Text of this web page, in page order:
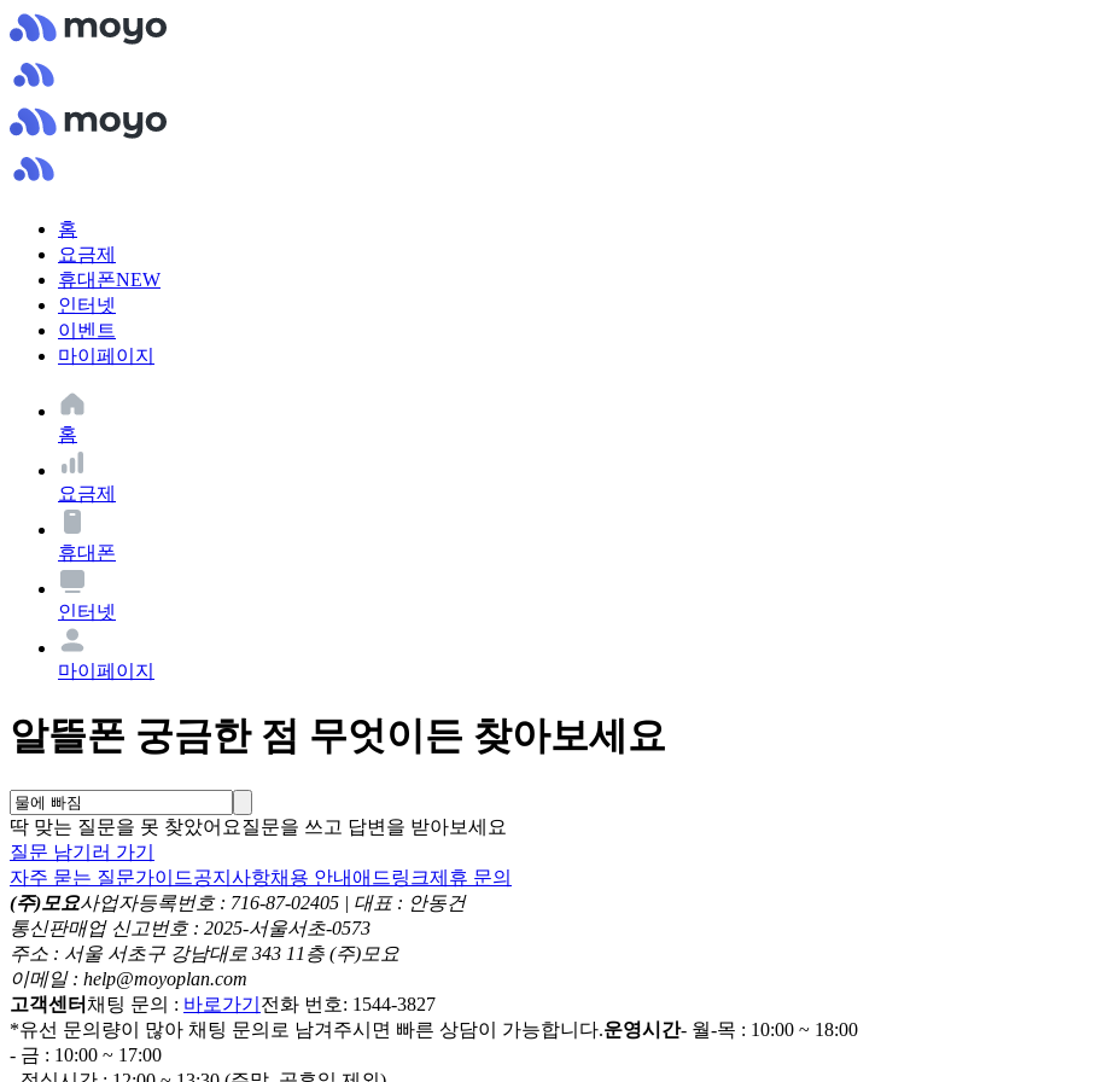
홈
요금제
휴대폰NEW
인터넷
이벤트
마이페이지
홈
요금제
휴대폰
인터넷
마이페이지
알뜰폰 궁금한 점 무엇이든 찾아보세요
딱 맞는 질문을 못 찾았어요질문을 쓰고 답변을 받아보세요
질문 남기러 가기
자주 묻는 질문가이드공지사항채용 안내 애드링크제휴 문의
(주)모요사업자등록번호 : 716-87-02405 | 대표 : 안동건
통신판매업 신고번호 : 2025-서울서초-0573
주소 : 서울 서초구 강남대로 343 11층 (주)모요
이메일 : help@moyoplan.com
고객센터 채팅 문의 : 바로가기 전화 번호: 1544-3827
*유선 문의량이 많아 채팅 문의로 남겨주시면 빠른 상담이 가능합니다.운영시간- 월-목 : 10:00 ~ 18:00
- 금 : 10:00 ~ 17:00